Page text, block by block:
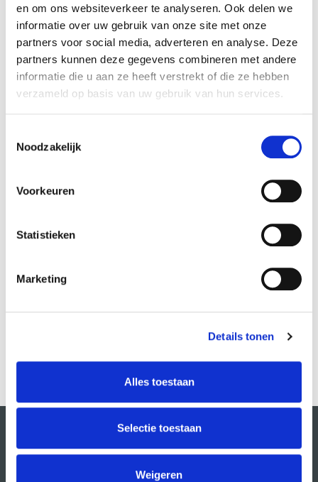
en om ons websiteverkeer te analyseren. Ook delen we
informatie over uw gebruik van onze site met onze
partners voor social media, adverteren en analyse. Deze
partners kunnen deze gegevens combineren met andere
informatie die u aan ze heeft verstrekt of die ze hebben
verzameld op basis van uw gebruik van hun services.
Noodzakelijk
Voorkeuren
Statistieken
Marketing
Details tonen
Alles toestaan
Selectie toestaan
Weigeren
Popbands
Pyke Pasman, Louis Puggaard-Müller
MEER INFO
Louis Puggaard-Müller